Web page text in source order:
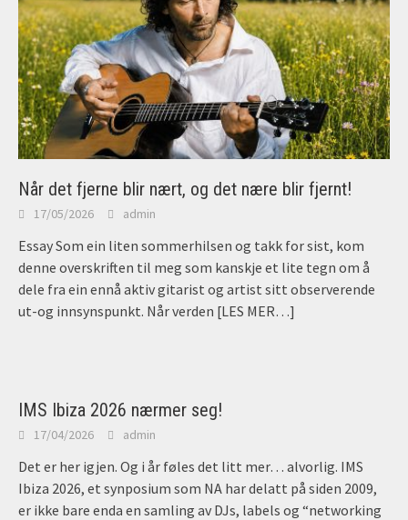
Når det fjerne blir nært, og det nære blir fjernt!
17/05/2026 admin
Essay Som ein liten sommerhilsen og takk for sist, kom
denne overskriften til meg som kanskje et lite tegn om å
dele fra ein ennå aktiv gitarist og artist sitt observerende
ut-og innsynspunkt. Når verden [LES MER…]
IMS Ibiza 2026 nærmer seg!
17/04/2026 admin
Det er her igjen. Og i år føles det litt mer… alvorlig. IMS
Ibiza 2026, et synposium som NA har delatt på siden 2009,
er ikke bare enda en samling av DJs, labels og “networking